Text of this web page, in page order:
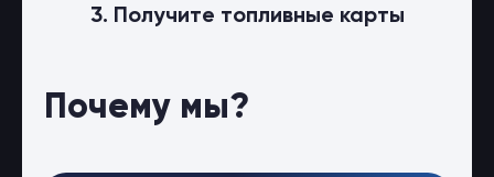
3. Получите топливные карты
Почему мы?